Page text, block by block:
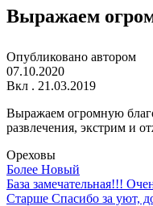
Выражаем
Опубликовано автором
07.10.2020
Вкл . 21.03.2019
Выражаем огромную
развлечения, экстрим и
Ореховы
Более Новый
База замечательная!!!
Старше Спасибо за уют,